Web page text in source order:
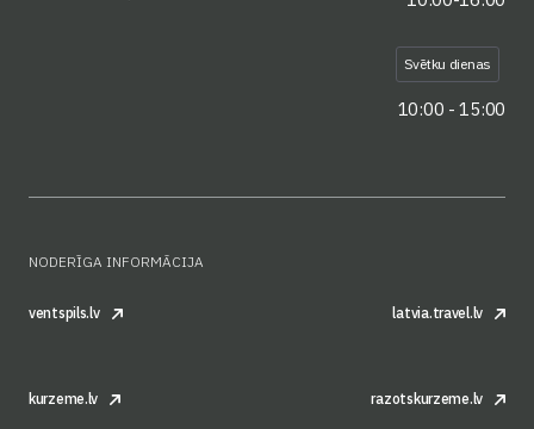
Svētku dienas
10:00 - 15:00
NODERĪGA INFORMĀCIJA
ventspils.lv latvia.travel.lv
kurzeme.lv razotskurzeme.lv